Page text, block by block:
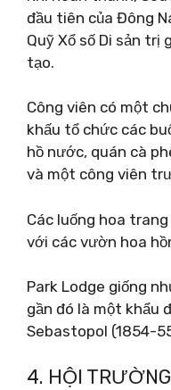
đầu tiên của Đông
Quỹ Xổ số Di sản trị
tạo.
Công viên có một
khấu tổ chức các
hồ nước, quán cà
và một công viên
Các luống hoa
với các vườn hoa
Park Lodge giống
gần đó là một khẩu
Sebastopol (1854-
4. HỘI